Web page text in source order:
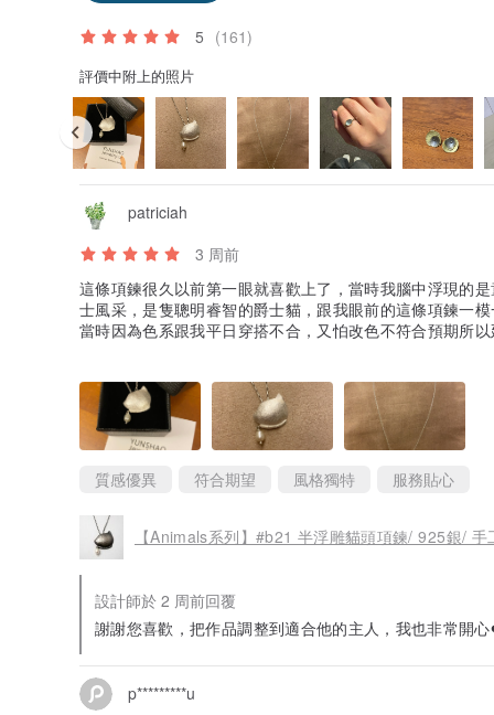
5 (161)
評價中附上的照片
patriciah
3 周前
這條項鍊很久以前第一眼就喜歡上了，當時我腦中浮現的
士風采，是隻聰明睿智的爵士貓，跟我眼前的這條項鍊一
當時因為色系跟我平日穿搭不合，又怕改色不符合預期所
驗。
謝謝設計師讓我在遇見心愛之物外更增添了情緒價值。（
質感優異 符合期望 風格獨特 服務貼心
【Animals系列】#b21 半浮雕貓頭項鍊/ 925銀/
設計師於 2 周前回覆
謝謝您喜歡，把作品調整到適合他的主人，我也非常開
p*********u